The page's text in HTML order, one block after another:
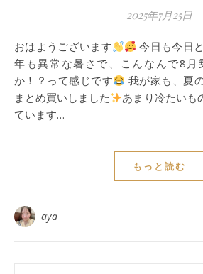
2025年7月25日
おはようございます 今日も今日
年も異常な暑さで、こんなんで8月
か！？って感じです
我が家も、夏
まとめ買いしました
あまり冷たいも
ています…
もっと読む
aya